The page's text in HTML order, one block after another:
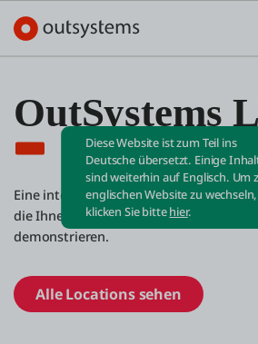
Plattform
Use Cases
Lösungen
Search in OutSystems
Diese Website ist zum Teil ins
Deutsche übersetzt. Einige
sind weiterhin auf Englisch. Um
englischen Website zu wechseln,
klicken Sie bittehier.
OutSystems
VIRTUAL
Eine interaktive Session mit Kunden
die Ihnen die Leistungsfähigkeit von
demonstrieren.
Alle Locations sehen